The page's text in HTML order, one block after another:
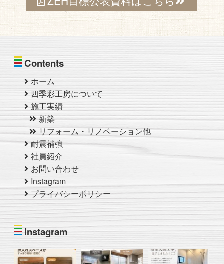
Contents
ホーム
四季彩工房について
施工実績
新築
リフォーム・リノベーション他
耐震補強
社員紹介
お問い合わせ
Instagram
プライバシーポリシー
Instagram